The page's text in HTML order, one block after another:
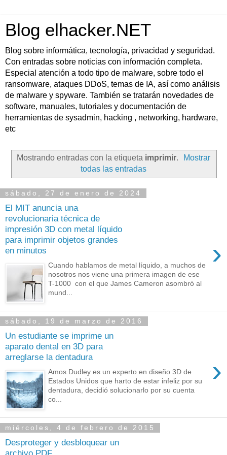
Blog elhacker.NET
Blog sobre informática, tecnología, privacidad y seguridad.
Con entradas sobre noticias con información completa.
Especial atención a todo tipo de malware, sobre todo el
ransomware, ataques DDoS, temas de IA, así como análisis
de malware y spyware. También se tratarán novedades de
software, manuales, tutoriales y documentación de
herramientas de sysadmin, hacking , networking, hardware,
etc
Mostrando entradas con la etiqueta imprimir.
Mostrar
todas las entradas
sábado, 27 de enero de 2024
El MIT anuncia una
revolucionaria técnica de
impresión 3D con metal líquido
para imprimir objetos grandes
en minutos
›
Cuando hablamos de metal líquido, a muchos de
nosotros nos viene una primera imagen de ese
T-1000 con el que James Cameron asombró al
mund...
sábado, 19 de marzo de 2016
Un estudiante se imprime un
aparato dental en 3D para
arreglarse la dentadura
›
Amos Dudley es un experto en diseño 3D de
Estados Unidos que harto de estar infeliz por su
dentadura, decidió solucionarlo por su cuenta
co...
miércoles, 4 de febrero de 2015
Desproteger y desbloquear un